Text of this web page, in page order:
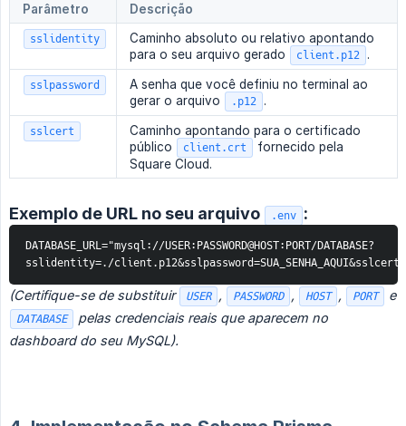
Parâmetro Descrição
sslidentity
Caminho absoluto ou relativo apontando
para o seu arquivo gerado
client.p12 .
sslpassword
A senha que você definiu no terminal ao
gerar o arquivo
.p12 .
sslcert
Caminho apontando para o certificado
público
client.crt
fornecido pela
Square Cloud.
Exemplo de URL no seu arquivo .env :
DATABASE_URL="mysql://USER:PASSWORD@HOST:PORT/DATABASE?
sslidentity=./
(Certifique-se de substituir USER , PASSWORD , HOST , PORT e
DATABASE
pelas credenciais reais que aparecem no
dashboard do seu MySQL).